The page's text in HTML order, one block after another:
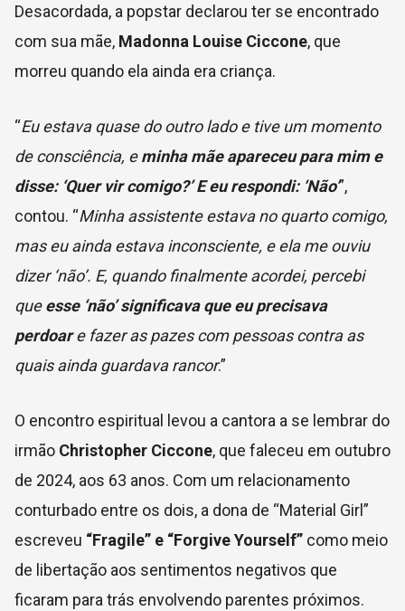
Desacordada, a popstar declarou ter se encontrado
com sua mãe, Madonna Louise Ciccone, que
morreu quando ela ainda era criança.
“Eu estava quase do outro lado e tive um momento
de consciência, eminha mãe apareceu para mim e
disse: ‘Quer vir comigo?’ E eu respondi: ‘Não’”,
contou. “Minha assistente estava no quarto comigo,
mas eu ainda estava inconsciente, e ela me ouviu
dizer ‘não’. E, quando finalmente acordei, percebi
queesse ‘não’ significava que eu precisava
perdoare fazer as pazes com pessoas contra as
quais ainda guardava rancor.”
O encontro espiritual levou a cantora a se lembrar do
irmão Christopher Ciccone, que faleceu em outubro
de 2024, aos 63 anos. Com um relacionamento
conturbado entre os dois, a dona de “Material Girl”
escreveu “Fragile” e “Forgive Yourself” como meio
de libertação aos sentimentos negativos que
ficaram para trás envolvendo parentes próximos.